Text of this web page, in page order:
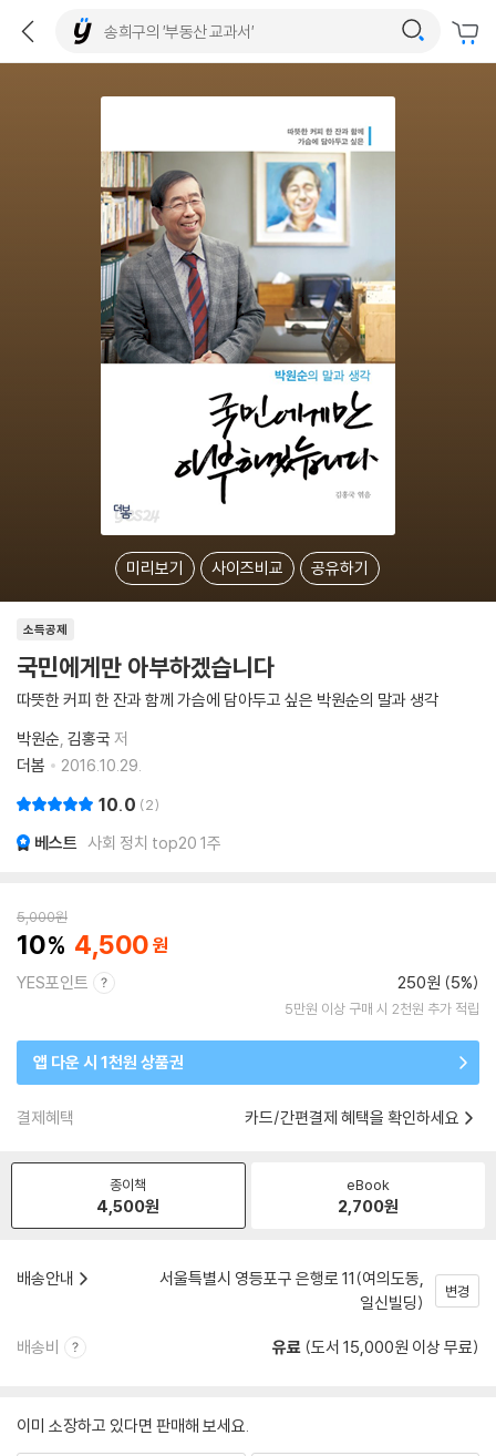
미리보기 사이즈비교 공유하기
소득공제
국민에게만 아부하겠습니다
따뜻한 커피 한 잔과 함께 가슴에 담아두고 싶은 박원순의 말과 생각
박원순 김홍국 저
더봄
2016.10.29.
10.0 2
베스트 사회 정치 top20 1주
5,000원
10 4,500
YES포인트 250원 (5%)
5만원 이상 구매 시 2천원 추가 적립
앱 다운 시 1천원 상품권
결제혜택 카드/간편결제 혜택을 확인하세요
종이책
4,500원
eBook
2,700원
배송안내
서울특별시 영등포구 은행로 11(여의도동,
일신빌딩)
변경
배송비 유료 (도서 15,000원 이상 무료)
이미 소장하고 있다면 판매해 보세요.